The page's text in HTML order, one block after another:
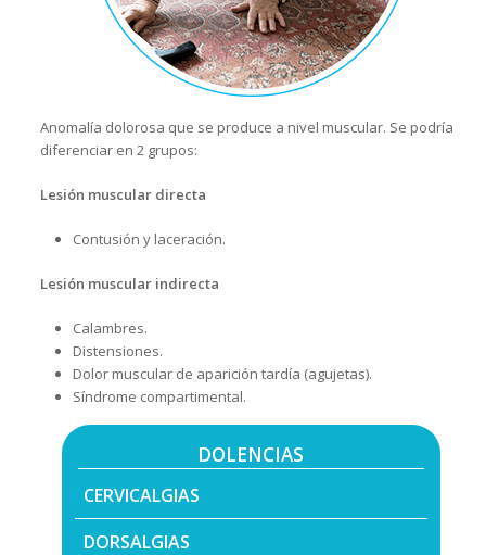
Anomalía dolorosa que se produce a nivel muscular. Se podría
diferenciar en 2 grupos:
Lesión muscular directa
Contusión y laceración.
Lesión muscular indirecta
Calambres.
Distensiones.
Dolor muscular de aparición tardía (agujetas).
Síndrome compartimental.
DOLENCIAS
CERVICALGIAS
DORSALGIAS